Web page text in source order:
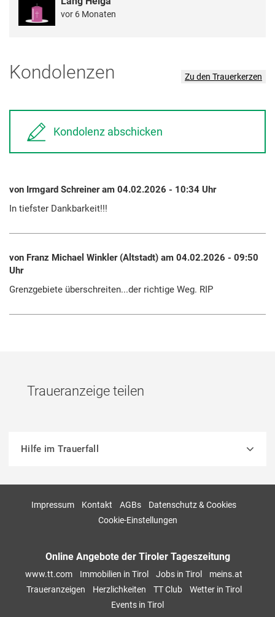
vor 6 Monaten
Kondolenzen Zu den Trauerkerzen
Kondolenz abschicken
von Irmgard Schreiner am 04.02.2026 - 10:34 Uhr
In tiefster Dankbarkeit!!!
von Franz Michael Winkler (Altstadt) am 04.02.2026 - 09:50
Uhr
Grenzgebiete überschreiten...der richtige Weg. RIP
Traueranzeige teilen
Hilfe im Trauerfall
Impressum Kontakt AGBs
Datenschutz & Cookies
Cookie-Einstellungen
Online Angebote der Tiroler Tageszeitung
www.tt.com Immobilien in Tirol Jobs in Tirol
meins.at
Traueranzeigen
Herzlichkeiten TT Club
Wetter in Tirol
Events in Tirol